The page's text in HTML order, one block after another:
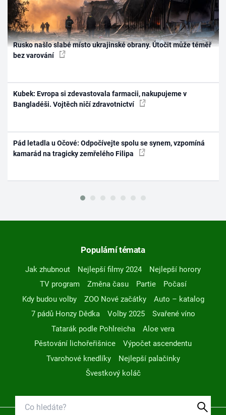
Rusko našlo slabé místo ukrajinské obrany. Útočit může téměř
bez varování
Kubek: Evropa si zdevastovala farmacii, nakupujeme v
Bangladéši. Vojtěch ničí zdravotnictví
Pád letadla u Očové: Odpočívejte spolu se synem, vzpomíná
kamarád na tragicky zemřelého Filipa
Populární témata
Jak zhubnout Nejlepší filmy 2024
Nejlepší horory
TV program
Změna času Partie
Počasí
Kdy budou volby
ZOO Nové začátky
Auto – katalog
7 pádů Honzy Dědka
Volby 2025
Svařené víno
Tatarák podle Pohlreicha
Aloe vera
Pěstování lichořeřišnice
Výpočet ascendentu
Tvarohové knedlíky
Nejlepší palačinky
Švestkový koláč